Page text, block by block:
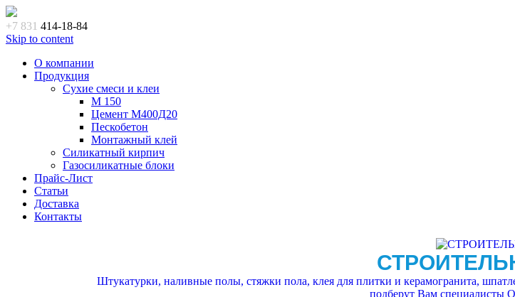
+7 831 414-18-84
Skip to content
О компании
Продукция
Сухие смеси и клеи
M 150
Цемент М400Д20
Пескобетон
Монтажный клей
Силикатный кирпич
Газосиликатные блоки
Прайс-Лист
Статьи
Доставка
Контакты
Штукатурки, наливные полы, стяжки пола, клея для плитки и керамогранита,
подберут Вам